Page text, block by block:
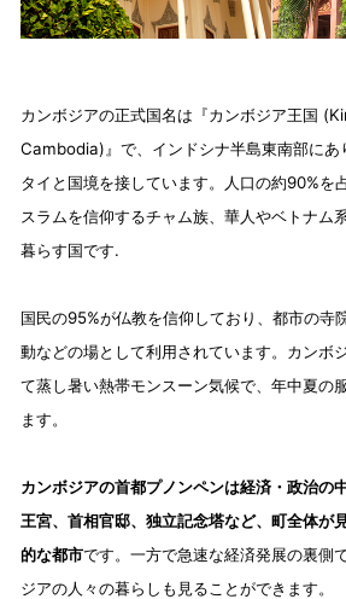
カンボジアの正式国名は『カンボジア王国
Cambodia)』で、インドシナ半島東南部にあ
タイと国境を接しています。人口の約90%を
スラムを信仰するチャム族、華人やベトナム
暮らす国です.
国民の95%が仏教を信仰しており、都市の寺
動などの場として利用されています。カンボ
て蒸し暑い熱帯モンスーン気候で、年中夏の
ます。
カンボジアの首都プノンペンは経済・政治の
王宮、首相官邸、独立記念塔など、町全体が
的な都市です。一方で急速な経済発展の裏側
ジアの人々の暮らしも見ることができます。